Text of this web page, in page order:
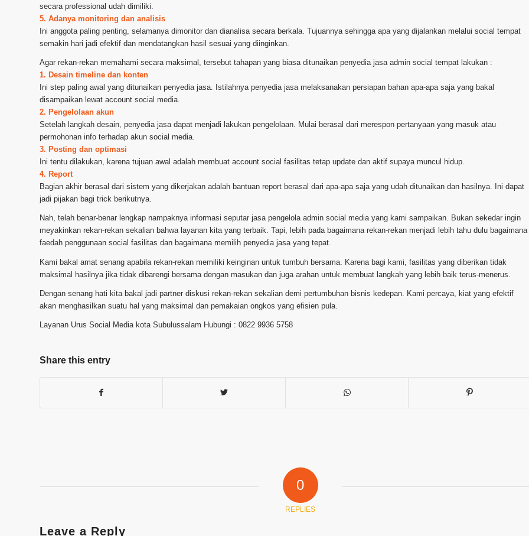
secara professional udah dimiliki.
5. Adanya monitoring dan analisis
Ini anggota paling penting, selamanya dimonitor dan dianalisa secara berkala. Tujuannya sehingga apa yang dijalankan melalui social tempat
semakin hari jadi efektif dan mendatangkan hasil sesuai yang diinginkan.
Agar rekan-rekan memahami secara maksimal, tersebut tahapan yang biasa ditunaikan penyedia jasa admin social tempat lakukan :
1. Desain timeline dan konten
Ini step paling awal yang ditunaikan penyedia jasa. Istilahnya penyedia jasa melaksanakan persiapan bahan apa-apa saja yang bakal
disampaikan lewat account social media.
2. Pengelolaan akun
Setelah langkah desain, penyedia jasa dapat menjadi lakukan pengelolaan. Mulai berasal dari merespon pertanyaan yang masuk atau
permohonan info terhadap akun social media.
3. Posting dan optimasi
Ini tentu dilakukan, karena tujuan awal adalah membuat account social fasilitas tetap update dan aktif supaya muncul hidup.
4. Report
Bagian akhir berasal dari sistem yang dikerjakan adalah bantuan report berasal dari apa-apa saja yang udah ditunaikan dan hasilnya. Ini dapat
jadi pijakan bagi trick berikutnya.
Nah, telah benar-benar lengkap nampaknya informasi seputar jasa pengelola admin social media yang kami sampaikan. Bukan sekedar ingin
meyakinkan rekan-rekan sekalian bahwa layanan kita yang terbaik. Tapi, lebih pada bagaimana rekan-rekan menjadi lebih tahu dulu bagaimana
faedah penggunaan social fasilitas dan bagaimana memilih penyedia jasa yang tepat.
Kami bakal amat senang apabila rekan-rekan memiliki keinginan untuk tumbuh bersama. Karena bagi kami, fasilitas yang diberikan tidak
maksimal hasilnya jika tidak dibarengi bersama dengan masukan dan juga arahan untuk membuat langkah yang lebih baik terus-menerus.
Dengan senang hati kita bakal jadi partner diskusi rekan-rekan sekalian demi pertumbuhan bisnis kedepan. Kami percaya, kiat yang efektif
akan menghasilkan suatu hal yang maksimal dan pemakaian ongkos yang efisien pula.
Layanan Urus Social Media kota Subulussalam Hubungi : 0822 9936 5758
Share this entry
0
REPLIES
Leave a Reply